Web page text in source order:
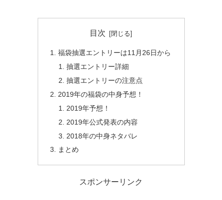
目次
福袋抽選エントリーは11月26日から
抽選エントリー詳細
抽選エントリーの注意点
2019年の福袋の中身予想！
2019年予想！
2019年公式発表の内容
2018年の中身ネタバレ
まとめ
スポンサーリンク